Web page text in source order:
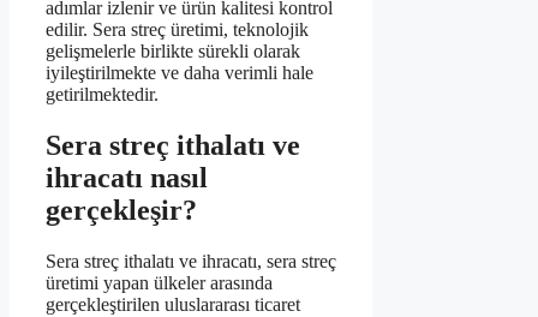
adımlar izlenir ve ürün kalitesi kontrol
edilir. Sera streç üretimi, teknolojik
gelişmelerle birlikte sürekli olarak
iyileştirilmekte ve daha verimli hale
getirilmektedir.
Sera streç ithalatı ve
ihracatı nasıl
gerçekleşir?
Sera streç ithalatı ve ihracatı, sera streç
üretimi yapan ülkeler arasında
gerçekleştirilen uluslararası ticaret